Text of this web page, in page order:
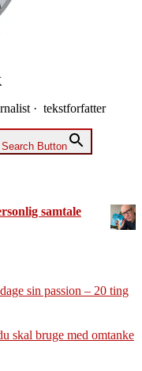
· tekstforfatter
Search Button
samtale
sin passion – 20 ting
skal bruge med omtanke